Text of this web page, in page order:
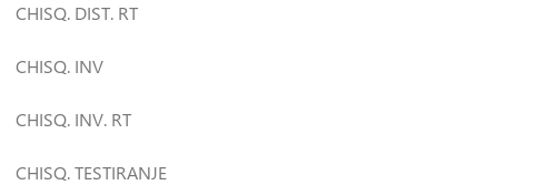
CHISQ. DIST. RT
CHISQ. INV
CHISQ. INV. RT
CHISQ. TESTIRANJE